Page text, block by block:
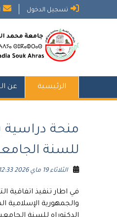
تسجيل الدخول
الرئيسية عن
منحة دراسية
للسنة الجامعية 2026-
الثلاثاء 19 ماي 2026 12:33
في اطار تنفيذ اتفاقية
والجمهورية الإسلامية